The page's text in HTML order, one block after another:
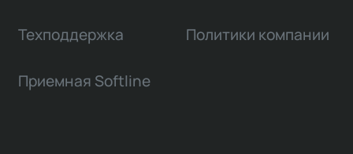
Техподдержка Политики компании
Приемная Softline